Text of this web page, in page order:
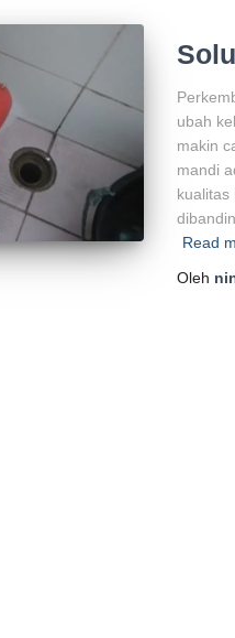
ubah
makin
mandi
kualitas
Read
Oleh